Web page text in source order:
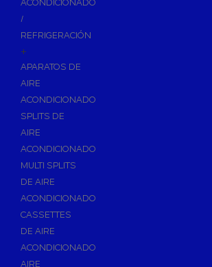
Asientos y Tapas de WC
Lavabos
Urinarios
Bidés
Vertederos Baño
Sanitarios Suspendidos
Placas de Accionamiento para
Cisternas Empotradas
Seguridad en el Baño
ACONDICIONADO
/
REFRIGERACIÓN
+
APARATOS DE
AIRE
ACONDICIONADO
SPLITS DE
AIRE
ACONDICIONADO
MULTI SPLITS
DE AIRE
ACONDICIONADO
CASSETTES
DE AIRE
ACONDICIONADO
AIRE